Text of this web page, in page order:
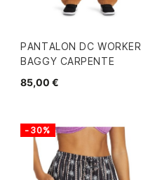
PANTALON DC WORKER
BAGGY CARPENTE
85,00 €
-30%